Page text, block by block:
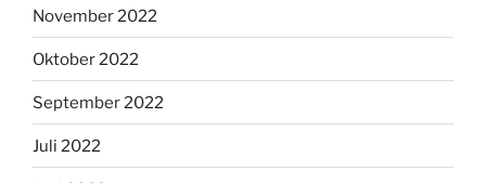
November 2022
Oktober 2022
September 2022
Juli 2022